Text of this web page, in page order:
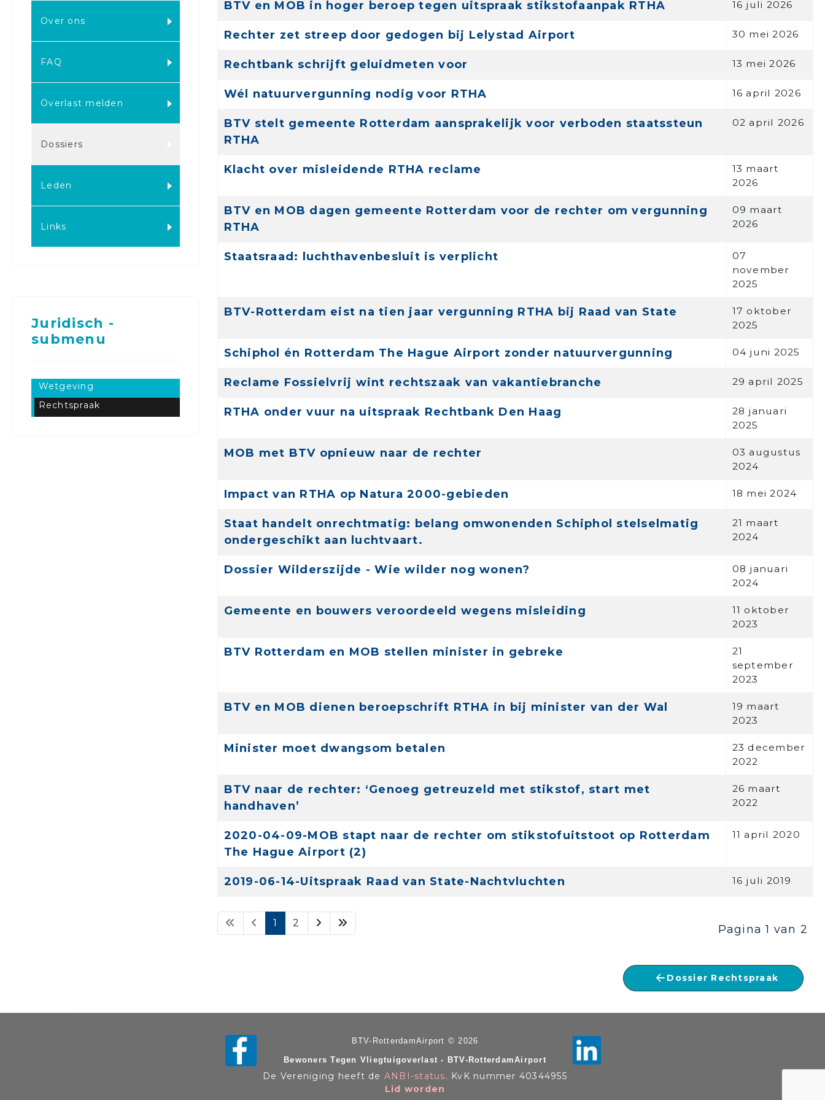
Over ons
FAQ
Overlast melden
Dossiers
Leden
Links
Juridisch -
submenu
Wetgeving
Rechtspraak
BTV en MOB in hoger beroep tegen uitspraak stikstofaanpak RTHA 16 juli 2026
Rechter zet streep door gedogen bij Lelystad Airport 30 mei 2026
Rechtbank schrijft geluidmeten voor 13 mei 2026
Wél natuurvergunning nodig voor RTHA 16 april 2026
BTV stelt gemeente Rotterdam aansprakelijk voor verboden staatssteun
RTHA
02 april 2026
Klacht over misleidende RTHA reclame
13 maart
2026
BTV en MOB dagen gemeente Rotterdam voor de rechter om vergunning
RTHA
09 maart
2026
Staatsraad: luchthavenbesluit is verplicht
07
november
2025
BTV-Rotterdam eist na tien jaar vergunning RTHA bij Raad van State
17 oktober
2025
Schiphol én Rotterdam The Hague Airport zonder natuurvergunning 04 juni 2025
Reclame Fossielvrij wint rechtszaak van vakantiebranche 29 april 2025
RTHA onder vuur na uitspraak Rechtbank Den Haag
28 januari
2025
MOB met BTV opnieuw naar de rechter
03 augustus
2024
Impact van RTHA op Natura 2000-gebieden 18 mei 2024
Staat handelt onrechtmatig: belang omwonenden Schiphol stelselmatig
ondergeschikt aan luchtvaart.
21 maart
2024
Dossier Wilderszijde - Wie wilder nog wonen?
08 januari
2024
Gemeente en bouwers veroordeeld wegens misleiding
11 oktober
2023
BTV Rotterdam en MOB stellen minister in gebreke
21
september
2023
BTV en MOB dienen beroepschrift RTHA in bij minister van der Wal
19 maart
2023
Minister moet dwangsom betalen
23 december
2022
BTV naar de rechter: ‘Genoeg getreuzeld met stikstof, start met
handhaven’
26 maart
2022
2020-04-09-MOB stapt naar de rechter om stikstofuitstoot op Rotterdam
The Hague Airport (2)
11 april 2020
2019-06-14-Uitspraak Raad van State-Nachtvluchten 16 juli 2019
Pagina 1 van 2
1 2
Dossier Rechtspraak
BTV-RotterdamAirport © 2026
Bewoners Tegen Vliegtuigoverlast - BTV-RotterdamAirport
De Vereniging heeft de ANBI-status. KvK nummer 40344955
Lid worden